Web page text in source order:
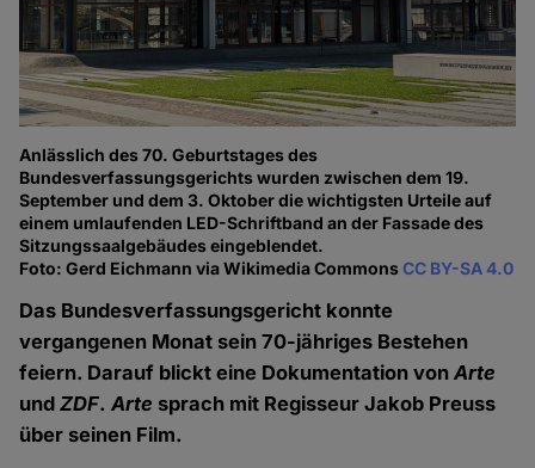
Anlässlich des 70. Geburtstages des
Bundesverfassungsgerichts wurden zwischen dem 19.
September und dem 3. Oktober die wichtigsten Urteile auf
einem umlaufenden LED-Schriftband an der Fassade des
Sitzungssaalgebäudes eingeblendet.
Foto: Gerd Eichmann via Wikimedia CommonsCC BY-SA 4.0
Das Bundesverfassungsgericht konnte
vergangenen Monat sein 70-jähriges Bestehen
feiern. Darauf blickt eine Dokumentation vonArte
undZDF. Arte sprach mit Regisseur Jakob Preuss
über seinen Film.